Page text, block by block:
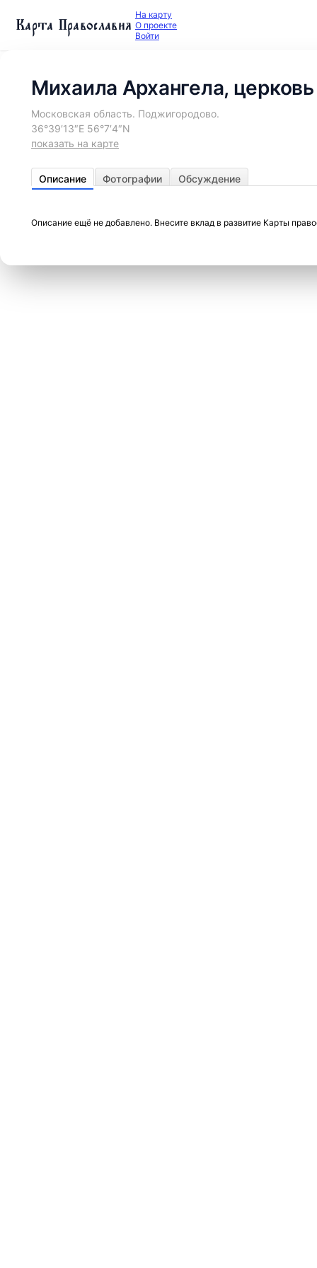
Карта Православия На карту
О проекте
Войти
Михаила Архангела, церковь
Московская область. Поджигородово.
36°39′13″E 56°7′4″N
показать на карте
Описание Фотографии Обсуждение
Описание ещё не добавлено. Внесите вклад в развитие Карты